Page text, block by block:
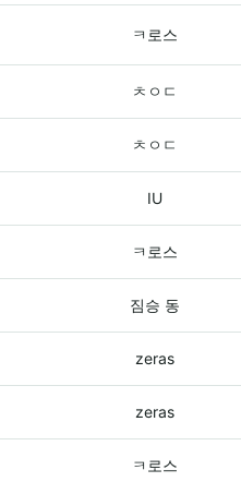
ㅋ로스
ㅊㅇㄷ
ㅊㅇㄷ
IU
ㅋ로스
짐승 동
zeras
zeras
ㅋ로스